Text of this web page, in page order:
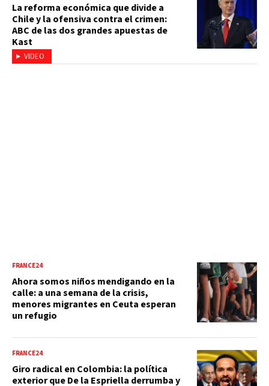
VIDEO
La reforma económica que divide a
Chile y la ofensiva contra el crimen:
ABC de las dos grandes apuestas de
Kast
FRANCE24
Ahora somos niños mendigando en la
calle: a una semana de la crisis,
menores migrantes en Ceuta esperan
un refugio
FRANCE24
Giro radical en Colombia: la política
exterior que De la Espriella derrumba y